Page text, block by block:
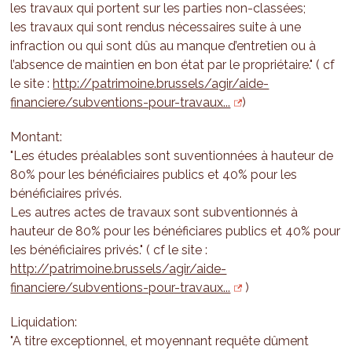
les travaux qui portent sur les parties non-classées;
les travaux qui sont rendus nécessaires suite à une
infraction ou qui sont dûs au manque d’entretien ou à
l’absence de maintien en bon état par le propriétaire." ( cf
le site : http://patrimoine.brussels/agir/aide-
financiere/subventions-pour-travaux...
)
Montant:
"Les études préalables sont suventionnées à hauteur de
80% pour les bénéficiaires publics et 40% pour les
bénéficiaires privés.
Les autres actes de travaux sont subventionnés à
hauteur de 80% pour les bénéficiares publics et 40% pour
les bénéficiaires privés." ( cf le site :
http://patrimoine.brussels/agir/aide-
financiere/subventions-pour-travaux...
)
Liquidation:
"A titre exceptionnel, et moyennant requête dûment